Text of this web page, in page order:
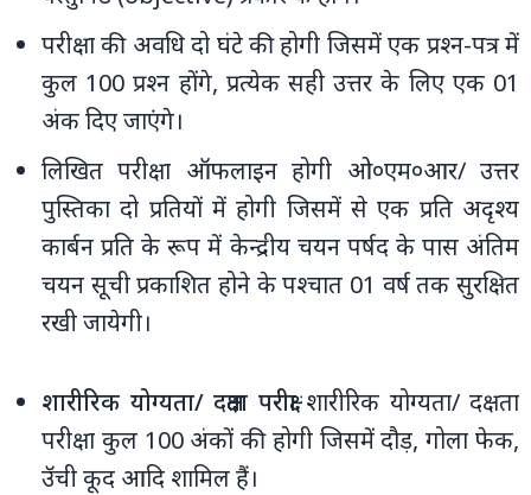
परीक्षा की अवधि दो घंटे की होगी जिसमें एक प्रश्‍न-पत्र में
कुल 100 प्रश्‍न होंगे, प्रत्येक सही उत्तर के लिए एक 01
अंक दिए जाएंगे।
लिखित परीक्षा ऑफलाइन होगी ओ०एम०आर/ उत्तर
पुस्तिका दो प्रतियों में होगी जिसमें से एक प्रति अदृश्य
कार्बन प्रति के रूप में केन्द्रीय चयन पर्षद के पास अंतिम
चयन सूची प्रकाशित होने के पश्चात 01 वर्ष तक सुरक्षित
रखी जायेगी।
शारीरिक योग्‍यता/ दक्षता परीक्षाशारीरिक योग्‍यता/ दक्षता
परीक्षा कुल 100 अंकों की होगी जिसमें दौड़, गोला फेक,
उॅची कूद आदि शामिल हैं।